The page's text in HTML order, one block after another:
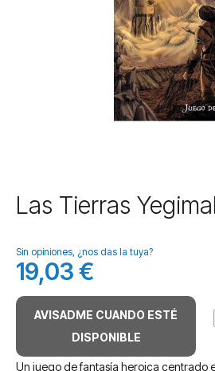
Saltar
al
de
la
galería
de
imágenes
Las Tierras
Sin opiniones, ¿nos das la tuya?
19,03 €
AVISADME CUANDO ESTÉ
DISPONIBLE
Un juego de fantasía heroica centrado